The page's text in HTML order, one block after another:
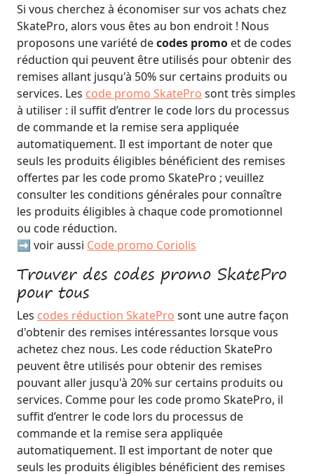
Si vous cherchez à économiser sur vos achats chez
SkatePro, alors vous êtes au bon endroit ! Nous
proposons une variété decodes promo et de codes
réduction qui peuvent être utilisés pour obtenir des
remises allant jusqu'à 50% sur certains produits ou
services. Les code promo SkatePro sont très simples
à utiliser : il suffit d’entrer le code lors du processus
de commande et la remise sera appliquée
automatiquement. Il est important de noter que
seuls les produits éligibles bénéficient des remises
offertes par les code promo SkatePro ; veuillez
consulter les conditions générales pour connaître
les produits éligibles à chaque code promotionnel
ou code réduction.
➡️ voir aussi Code promo Coriolis
Trouver des codes promo SkatePro
pour tous
Les codes réduction SkatePro sont une autre façon
d'obtenir des remises intéressantes lorsque vous
achetez chez nous. Les code réduction SkatePro
peuvent être utilisés pour obtenir des remises
pouvant aller jusqu'à 20% sur certains produits ou
services. Comme pour les code promo SkatePro, il
suffit d’entrer le code lors du processus de
commande et la remise sera appliquée
automatiquement. Il est important de noter que
seuls les produits éligibles bénéficient des remises